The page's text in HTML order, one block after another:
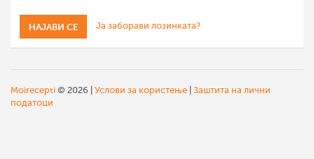
Ја заборави лозинката?
Moirecepti © 2026 | Услови за користење Заштита на лични
податоци